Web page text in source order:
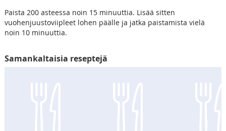
Paista 200 asteessa noin 15 minuuttia. Lisää sitten
vuohenjuustoviipleet lohen päälle ja jatka paistamista vielä
noin 10 minuuttia.
Samankaltaisia reseptejä